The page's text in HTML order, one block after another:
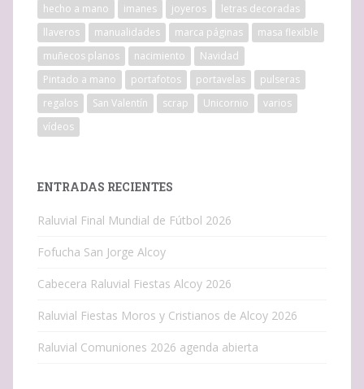
hecho a mano imanes joyeros
letras decoradas
llaveros
manualidades marca páginas
masa flexible
muñecos planos
nacimiento
Navidad
Pintado a mano
portafotos portavelas
pulseras
regalos
San Valentín scrap Unicornio
varios
vídeos
ENTRADAS RECIENTES
Raluvial Final Mundial de Fútbol 2026
Fofucha San Jorge Alcoy
Cabecera Raluvial Fiestas Alcoy 2026
Raluvial Fiestas Moros y Cristianos de Alcoy 2026
Raluvial Comuniones 2026 agenda abierta